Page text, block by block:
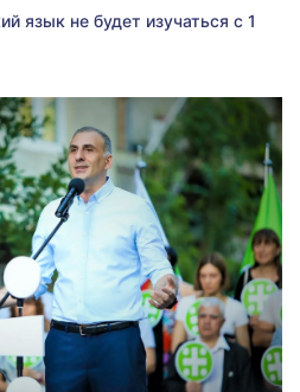
язык не будет изучаться с 1